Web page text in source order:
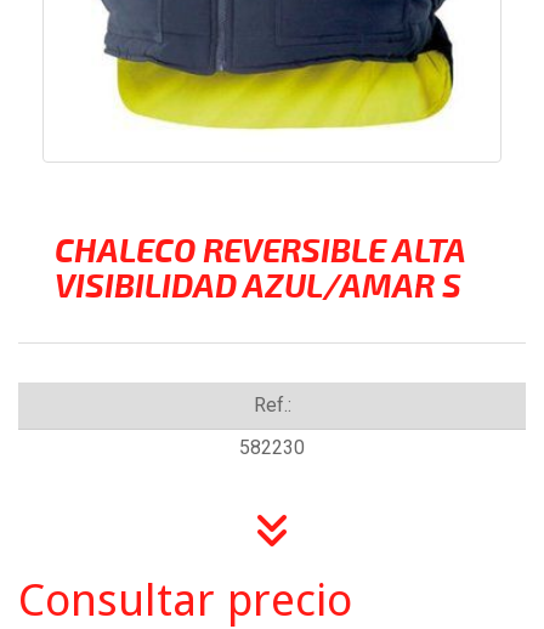
CHALECO REVERSIBLE ALTA
VISIBILIDAD AZUL/AMAR S
Ref.:
582230
Consultar precio